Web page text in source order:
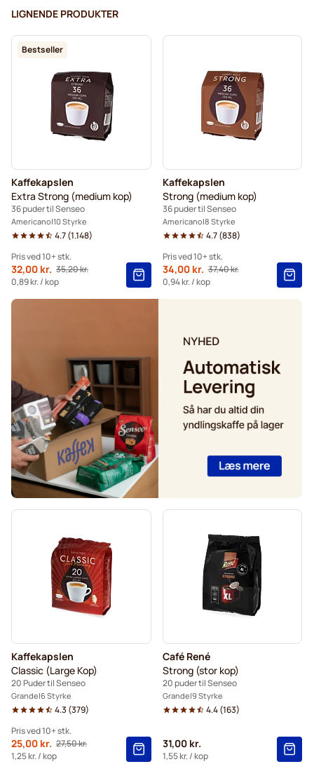
Café René kaffepuder til Senseo Puder til Senseo®
Friele kaffepuder til Senseo
Marcilla kaffepuder til Senseo
Sort kaffe til Senseo® Til Senseo®
Kaffekapslen til Senseo®
LIGNENDE PRODUKTER
Bestseller
Kaffekapslen
Extra Strong (medium kop)
36 puder til Senseo
Americano 10 Styrke
4.7(1.148)
Pris ved 10+ stk.
Normalpris
35,20 kr.
Fra
32,00 kr.
0,89 kr./ kop
5+ =33,60 kr.
10+ =32,00 kr.
Kaffekapslen
Strong (medium kop)
36 puder til Senseo
Americano 8 Styrke
4.7(838)
Pris ved 10+ stk.
Normalpris
37,40 kr.
Fra
34,00 kr.
0,94 kr./ kop
10+ =34,00 kr.
Kaffekapslen
Classic (Large Kop)
20 Puder til Senseo
Grande 6 Styrke
4.3 (379)
Pris ved 10+ stk.
Normalpris
27,50 kr.
Fra
25,00 kr.
1,25 kr./ kop
10+ =25,00 kr.
Café René
Strong (stor kop)
20 puder til Senseo
Grande 9 Styrke
4.4(163)
31,00 kr.
1,55 kr./ kop